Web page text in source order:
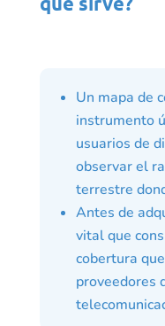
Un mapa de
instrumento
usuarios de
observar el
terrestre
Antes de
vital que
cobertura
proveedores